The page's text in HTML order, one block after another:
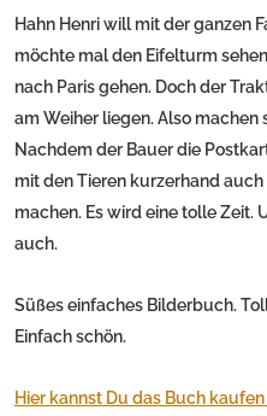
Hahn Henri will mit der ganzen
möchte mal den Eifelturm
nach Paris gehen. Doch der
am Weiher liegen. Also
Nachdem der Bauer die
mit den Tieren kurzerhand
machen. Es wird eine tolle Zeit.
auch.
Süßes einfaches Bilderbuch.
Einfach schön.
Hier kannst Du das Buch kaufen